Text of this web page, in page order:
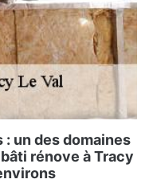
un des domaines
rénove à Tracy